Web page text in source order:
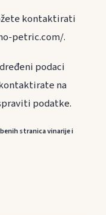
kontaktirati
petric.com/.
podaci
na
podatke.
stranica vinarije i